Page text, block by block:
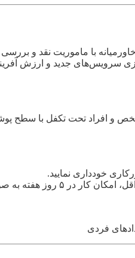
با ماموریت نقد و
سرویس‌های جدید و ارزش
خودداری نمایید.
را دارند بلا مانع است.